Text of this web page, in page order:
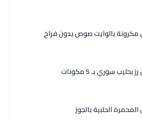
بالوايت صوص بدون فراخ
سوري بـ 5 مكونات
الحلبية بالجوز